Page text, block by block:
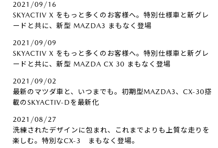
2021/09/16
SKYACTIV X をもっと多くのお客様へ。特別仕様車と新グレ
ードと共に、新型 MAZDA3 まもなく登場
2021/09/09
SKYACTIV X をもっと多くのお客様へ。特別仕様車と新グレ
ードと共に、新型 MAZDA CX 30 まもなく登場
2021/09/02
最新のマツダ車と、いつまでも。初期型MAZDA3、CX-30搭
載のSKYACTIV-Dを最新化
2021/08/27
洗練されたデザインに包まれ、これまでよりも上質な走りを
楽しむ。特別なCX-3 まもなく登場。